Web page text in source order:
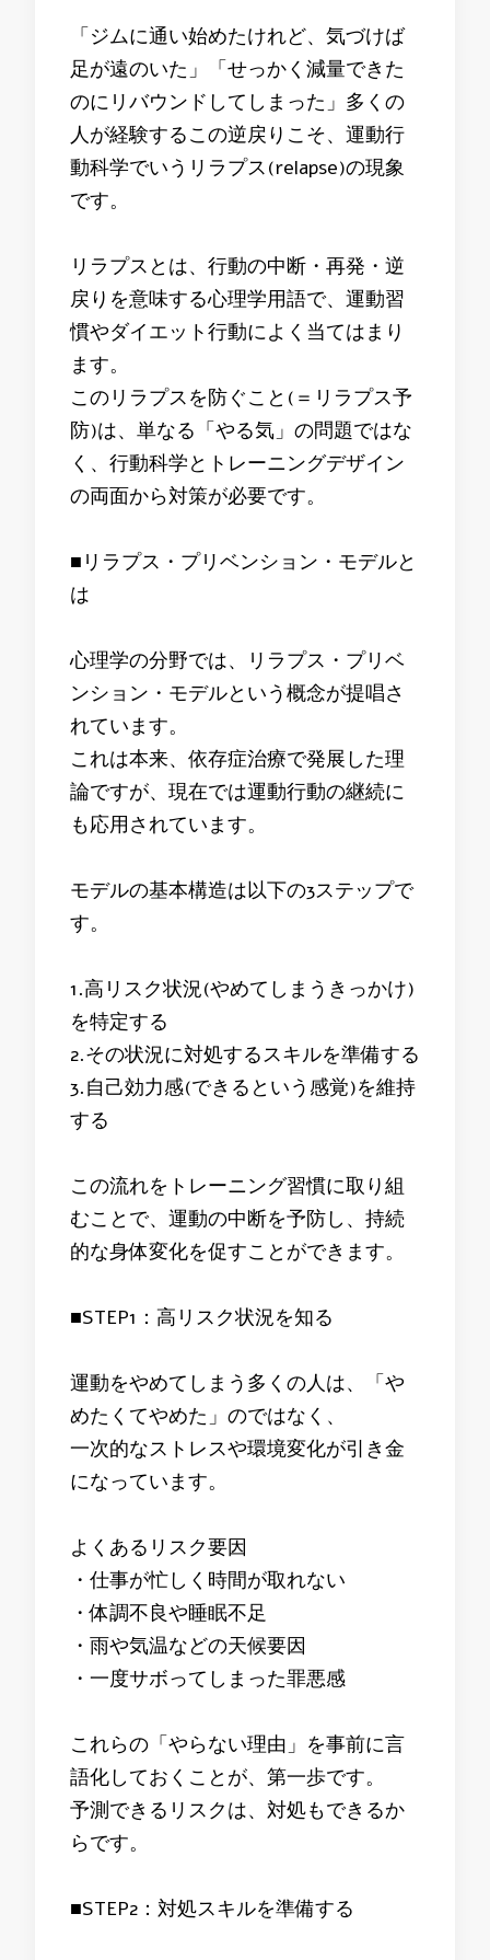
「ジムに通い始めたけれど、気づけば
足が遠のいた」「せっかく減量できた
のにリバウンドしてしまった」多くの
人が経験するこの逆戻りこそ、運動行
動科学でいうリラプス(relapse)の現象
です。
リラプスとは、行動の中断・再発・逆
戻りを意味する心理学用語で、運動習
慣やダイエット行動によく当てはまり
ます。
このリラプスを防ぐこと(＝リラプス予
防)は、単なる「やる気」の問題ではな
く、行動科学とトレーニングデザイン
の両面から対策が必要です。
■リラプス・プリベンション・モデルと
は
心理学の分野では、リラプス・プリベ
ンション・モデルという概念が提唱さ
れています。
これは本来、依存症治療で発展した理
論ですが、現在では運動行動の継続に
も応用されています。
モデルの基本構造は以下の3ステップで
す。
1.高リスク状況(やめてしまうきっかけ)
を特定する
2.その状況に対処するスキルを準備する
3.自己効力感(できるという感覚)を維持
する
この流れをトレーニング習慣に取り組
むことで、運動の中断を予防し、持続
的な身体変化を促すことができます。
■STEP1：高リスク状況を知る
運動をやめてしまう多くの人は、「や
めたくてやめた」のではなく、
一次的なストレスや環境変化が引き金
になっています。
よくあるリスク要因
・仕事が忙しく時間が取れない
・体調不良や睡眠不足
・雨や気温などの天候要因
・一度サボってしまった罪悪感
これらの「やらない理由」を事前に言
語化しておくことが、第一歩です。
予測できるリスクは、対処もできるか
らです。
■STEP2：対処スキルを準備する